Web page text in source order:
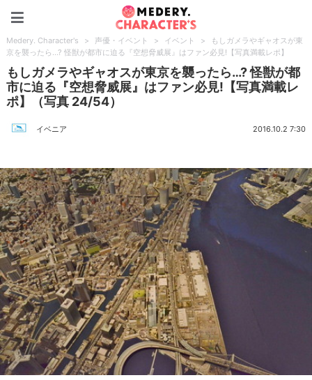
Medery. Character's > 声優・イベント > イベント >
もしガメラやギャオスが東
京を襲ったら…? 怪獣が都市に迫る『空想脅威展』はファン必見!【写真満載レポ】
もしガメラやギャオスが東京を襲ったら…? 怪獣が都
市に迫る『空想脅威展』はファン必見!【写真満載レ
ポ】（写真 24/54）
イベニア 2016.10.2 7:30